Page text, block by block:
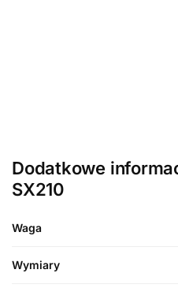
Dodatkowe
SX210
Waga
Wymiary